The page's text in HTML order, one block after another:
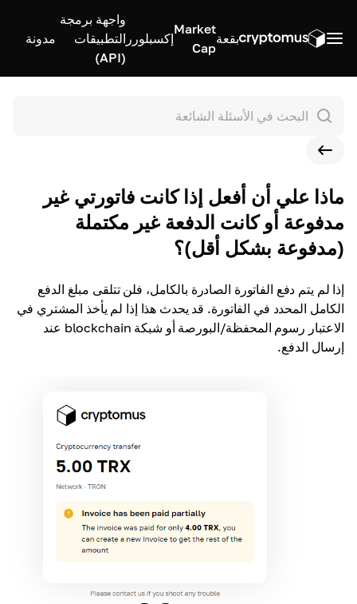
بقعة
Market
Cap
إكسبلورر
واجهة برمجة
التطبيقات
(API)
مدونة
ماذا علي أن أفعل إذا كانت فاتورتي غير
مدفوعة أو كانت الدفعة غير مكتملة
(مدفوعة بشكل أقل)؟
إذا لم يتم دفع الفاتورة الصادرة بالكامل، فلن تتلقى مبلغ الدفع
الكامل المحدد في الفاتورة. قد يحدث هذا إذا لم يأخذ المشتري في
الاعتبار رسوم المحفظة/البورصة أو شبكة blockchain عند
إرسال الدفع.